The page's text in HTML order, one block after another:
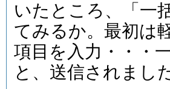
いたところ、「一
てみるか。最初は
項目を入力・・・
と、送信されまし